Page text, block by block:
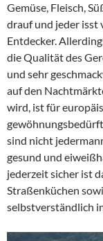
Gemüse, Fleisch,
drauf und jeder isst
Entdecker.
die Qualität des
und sehr
auf den
wird, ist für
sind nicht
gesund und
jederzeit sicher ist
Straßenküchen
selbstverständlich